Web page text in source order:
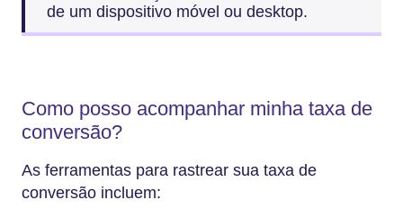
de um dispositivo móvel ou desktop.
Como posso acompanhar minha taxa de
conversão?
As ferramentas para rastrear sua taxa de
conversão incluem: